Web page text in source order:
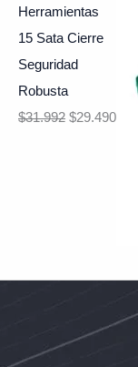
Herramientas
15 Sata Cierre
Seguridad
Robusta
$31.992 $29.490